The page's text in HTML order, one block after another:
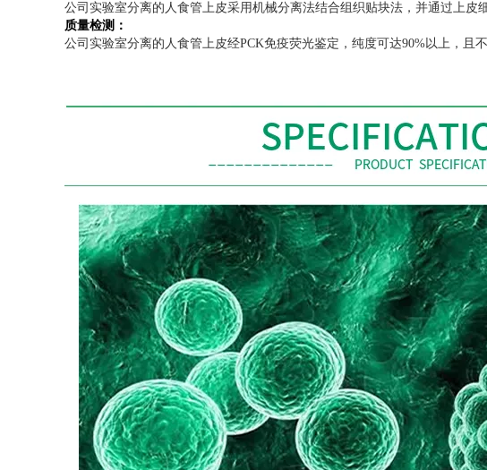
公司实验室分离的人食管上皮采用机械分离法结合组织贴块法，并通过上皮
质量检测：
公司实验室分离的人食管上皮经PCK免疫荧光鉴定，纯度可达90%以上，且